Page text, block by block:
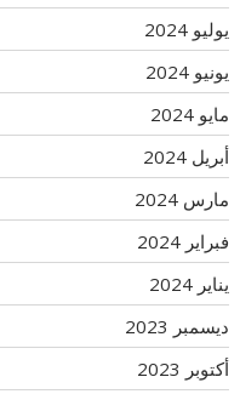
يوليو 2024
يونيو 2024
مايو 2024
أبريل 2024
مارس 2024
فبراير 2024
يناير 2024
ديسمبر 2023
أكتوبر 2023